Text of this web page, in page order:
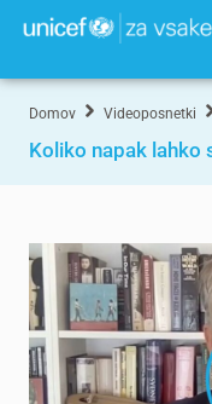
Domov Videoposnetki
Koliko napak lahko